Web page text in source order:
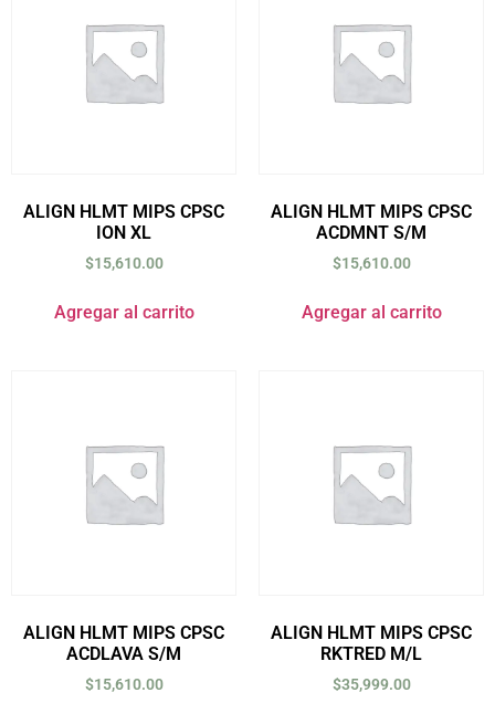
ALIGN HLMT MIPS CPSC
ION XL
$15,610.00
Agregar al carrito
ALIGN HLMT MIPS CPSC
ACDMNT S/M
$15,610.00
Agregar al carrito
ALIGN HLMT MIPS CPSC
ACDLAVA S/M
$15,610.00
ALIGN HLMT MIPS CPSC
RKTRED M/L
$35,999.00